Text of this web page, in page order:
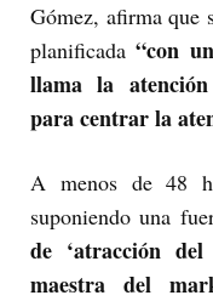
Gómez, afirma que
planificada “con
llama la
para centrar la
A menos de 48
suponiendo una
de ‘atracción
maestra del